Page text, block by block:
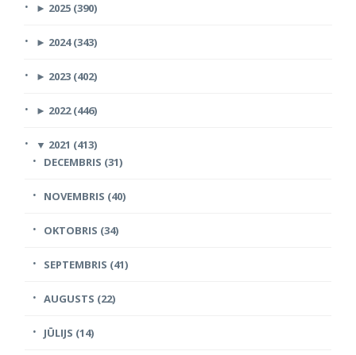
► 2025 (390)
► 2024 (343)
► 2023 (402)
► 2022 (446)
▼ 2021 (413)
DECEMBRIS (31)
NOVEMBRIS (40)
OKTOBRIS (34)
SEPTEMBRIS (41)
AUGUSTS (22)
JŪLIJS (14)